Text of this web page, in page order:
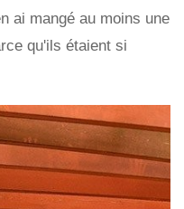
ai mangé au moins une
qu'ils étaient si